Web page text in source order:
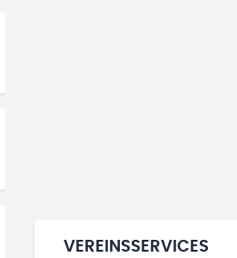
VEREINSSERVICES